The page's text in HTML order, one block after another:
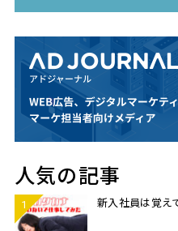
人気の記事
新入社員は覚え